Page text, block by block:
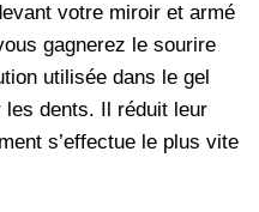
votre miroir et armé
gagnerez le sourire
utilisée dans le gel
les dents. Il réduit leur
s’effectue le plus vite